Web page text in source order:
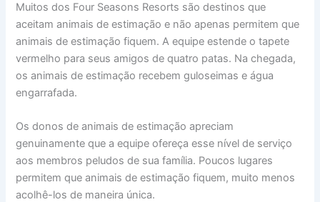
Muitos dos Four Seasons Resorts são destinos que
aceitam animais de estimação e não apenas permitem que
animais de estimação fiquem. A equipe estende o tapete
vermelho para seus amigos de quatro patas. Na chegada,
os animais de estimação recebem guloseimas e água
engarrafada.
Os donos de animais de estimação apreciam
genuinamente que a equipe ofereça esse nível de serviço
aos membros peludos de sua família. Poucos lugares
permitem que animais de estimação fiquem, muito menos
acolhê-los de maneira única.